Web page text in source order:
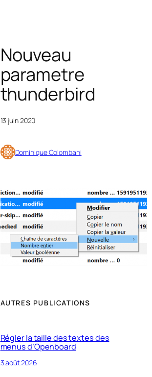
Nouveau
parametre
thunderbird
13 juin 2020
Dominique Colombani
AUTRES PUBLICATIONS
Régler la taille des textes des
menus d’Openboard
3 août 2026